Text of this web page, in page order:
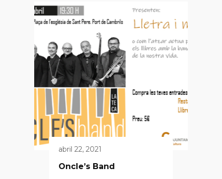
abril 22, 2021
Oncle’s Band